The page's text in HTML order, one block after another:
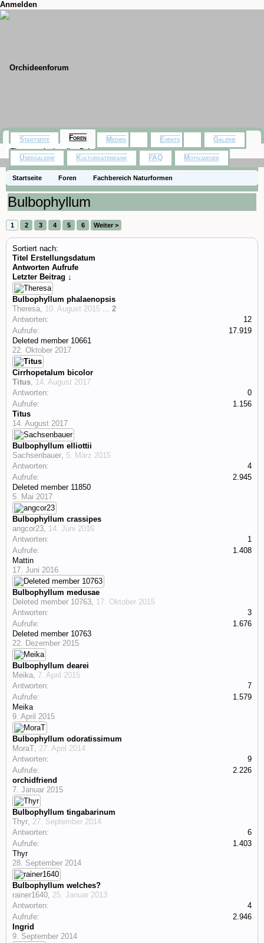
Anmelden
Startseite Foren Fachbereich Naturformen
Bulbophyllum
1 2 3 4 5 6 Weiter >
Sortiert nach:
Titel
Erstellungsdatum
Antworten Aufrufe
Letzter Beitrag ↓
Bulbophyllum phalaenopsis
Theresa, 10. August 2015 ... 2
Antworten:
12
Aufrufe:
17.919
Deleted member 10661
22. Oktober 2017
Cirrhopetalum bicolor
Titus, 14. August 2017
Antworten:
0
Aufrufe:
1.156
Titus
14. August 2017
Bulbophyllum elliottii
Sachsenbauer, 5. März 2015
Antworten:
4
Aufrufe:
2.945
Deleted member 11850
5. Mai 2017
Bulbophyllum crassipes
angcor23, 14. Juni 2016
Antworten:
1
Aufrufe:
1.408
Mattin
17. Juni 2016
Bulbophyllum medusae
Deleted member 10763, 17. Oktober 2015
Antworten:
3
Aufrufe:
1.676
Deleted member 10763
22. Dezember 2015
Bulbophyllum dearei
Meika, 7. April 2015
Antworten:
7
Aufrufe:
1.579
Meika
9. April 2015
Bulbophyllum odoratissimum
MoraT, 27. April 2014
Antworten:
9
Aufrufe:
2.226
orchidfriend
7. Januar 2015
Bulbophyllum tingabarinum
Thyr, 27. September 2014
Antworten:
6
Aufrufe:
1.403
Thyr
28. September 2014
Bulbophyllum welches?
rainer1640, 25. Januar 2013
Antworten:
4
Aufrufe:
2.946
Ingrid
9. September 2014
Startseite Foren
Themen mit aktuellen Beiträgen
Medien Events Galerie
Usergalerie Kulturdatenbank FAQ Motivjaeger